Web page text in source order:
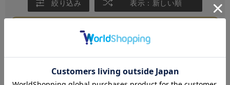
絞り込み 表示：新しい順
ケニケニクリップ
カラー：YELLOW